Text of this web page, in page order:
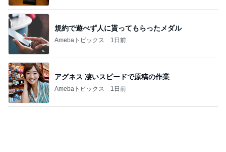
子連れ旅必見の乗れるキャリー進化版